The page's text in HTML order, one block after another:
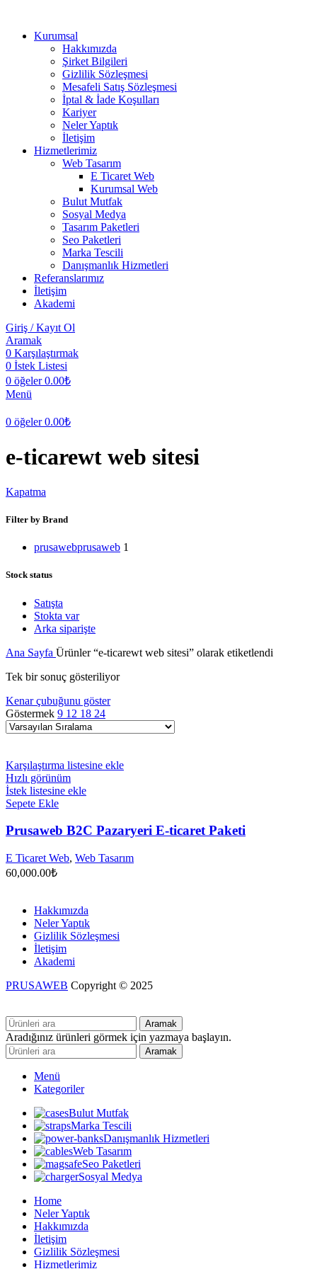
Kurumsal
Hakkımızda
Şirket Bilgileri
Gizlilik Sözleşmesi
Mesafeli Satış Sözleşmesi
İptal & İade Koşulları
Kariyer
Neler Yaptık
İletişim
Hizmetlerimiz
Web Tasarım
E Ticaret Web
Kurumsal Web
Bulut Mutfak
Sosyal Medya
Tasarım Paketleri
Seo Paketleri
Marka Tescili
Danışmanlık Hizmetleri
Referanslarımız
İletişim
Akademi
Giriş / Kayıt Ol
Aramak
0 Karşılaştırmak
0 İstek Listesi
0 öğeler 0.00₺
Menü
0 öğeler 0.00₺
e-ticarewt web sitesi
Kapatma
Filter by Brand
prusawebprusaweb 1
Stock status
Satışta
Stokta var
Arka siparişte
Ana Sayfa Ürünler “e-ticarewt web sitesi” olarak etiketlendi
Tek bir sonuç gösteriliyor
Kenar çubuğunu göster
Göstermek 9 12 18 24
Karşılaştırma listesine ekle
Hızlı görünüm
İstek listesine ekle
Sepete Ekle
Prusaweb B2C Pazaryeri E-ticaret Paketi
E Ticaret Web, Web Tasarım
60,000.00₺
Hakkımızda
Neler Yaptık
Gizlilik Sözleşmesi
İletişim
Akademi
PRUSAWEB Copyright © 2025
Aramak
Aradığınız ürünleri görmek için yazmaya başlayın.
Aramak
Menü
Kategoriler
Bulut Mutfak
Marka Tescili
Danışmanlık Hizmetleri
Web Tasarım
Seo Paketleri
Sosyal Medya
Home
Neler Yaptık
Hakkımızda
İletişim
Gizlilik Sözleşmesi
Hizmetlerimiz